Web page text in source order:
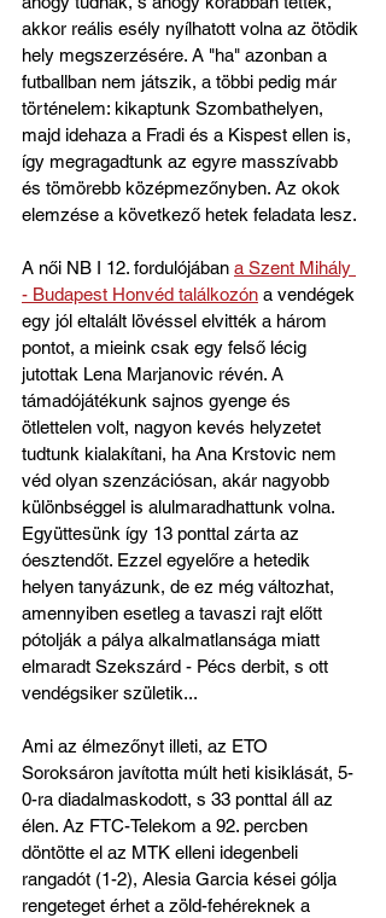
akkor reális esély nyílhatott volna az ötödik
hely megszerzésére. A "ha" azonban a
futballban nem játszik, a többi pedig már
történelem: kikaptunk Szombathelyen,
majd idehaza a Fradi és a Kispest ellen is,
így megragadtunk az egyre masszívabb
és tömörebb középmezőnyben. Az okok
elemzése a következő hetek feladata lesz.
A női NB I 12. fordulójában a Szent Mihály
- Budapest Honvéd találkozón a vendégek
egy jól eltalált lövéssel elvitték a három
pontot, a mieink csak egy felső lécig
jutottak Lena Marjanovic révén. A
támadójátékunk sajnos gyenge és
ötlettelen volt, nagyon kevés helyzetet
tudtunk kialakítani, ha Ana Krstovic nem
véd olyan szenzációsan, akár nagyobb
különbséggel is alulmaradhattunk volna.
Együttesünk így 13 ponttal zárta az
óesztendőt. Ezzel egyelőre a hetedik
helyen tanyázunk, de ez még változhat,
amennyiben esetleg a tavaszi rajt előtt
pótolják a pálya alkalmatlansága miatt
elmaradt Szekszárd - Pécs derbit, s ott
vendégsiker születik...
Ami az élmezőnyt illeti, az ETO
Soroksáron javította múlt heti kisiklását, 5-
0-ra diadalmaskodott, s 33 ponttal áll az
élen. Az FTC-Telekom a 92. percben
döntötte el az MTK elleni idegenbeli
rangadót (1-2), Alesia Garcia kései gólja
rengeteget érhet a zöld-fehéreknek a